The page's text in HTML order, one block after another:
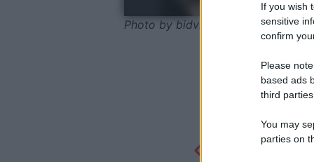
If you wish
sensitive
confirm
Please
based ads
third
You may
parties on
Photo by bidvine - Pixabay